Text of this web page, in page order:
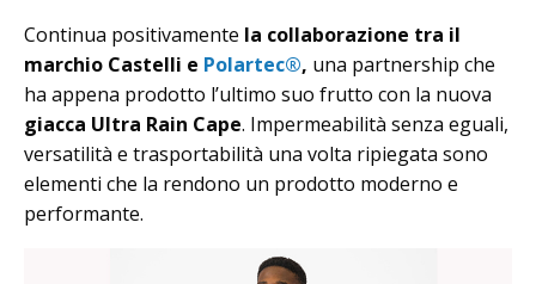
Continua positivamente la collaborazione tra il
marchio Castelli e Polartec®, una partnership che
ha appena prodotto l’ultimo suo frutto con la nuova
giacca Ultra Rain Cape. Impermeabilità senza eguali,
versatilità e trasportabilità una volta ripiegata sono
elementi che la rendono un prodotto moderno e
performante.